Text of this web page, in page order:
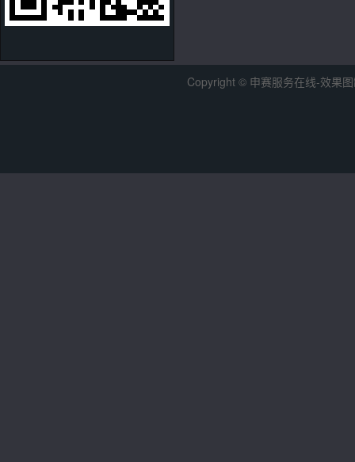
Copyright © 申赛服务在线-效果